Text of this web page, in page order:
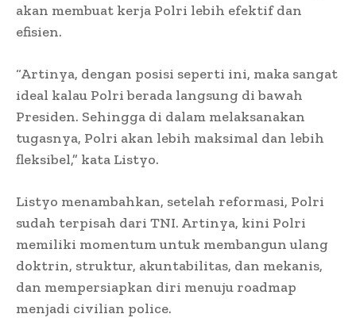
akan membuat kerja Polri lebih efektif dan
efisien.
“Artinya, dengan posisi seperti ini, maka sangat
ideal kalau Polri berada langsung di bawah
Presiden. Sehingga di dalam melaksanakan
tugasnya, Polri akan lebih maksimal dan lebih
fleksibel,” kata Listyo.
Listyo menambahkan, setelah reformasi, Polri
sudah terpisah dari TNI. Artinya, kini Polri
memiliki momentum untuk membangun ulang
doktrin, struktur, akuntabilitas, dan mekanis,
dan mempersiapkan diri menuju roadmap
menjadi civilian police.